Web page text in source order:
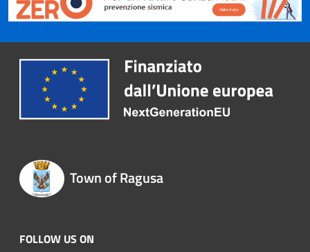
Town of Ragusa
FOLLOW US ON